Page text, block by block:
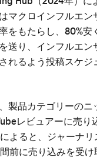
マクロインフルエン
をもたらし、80%安
送り、インフルエン
れるよう投稿スケジ
製品カテゴリーのニ
レビュアーに売り
よると、ジャーナリ
前に売り込みを受